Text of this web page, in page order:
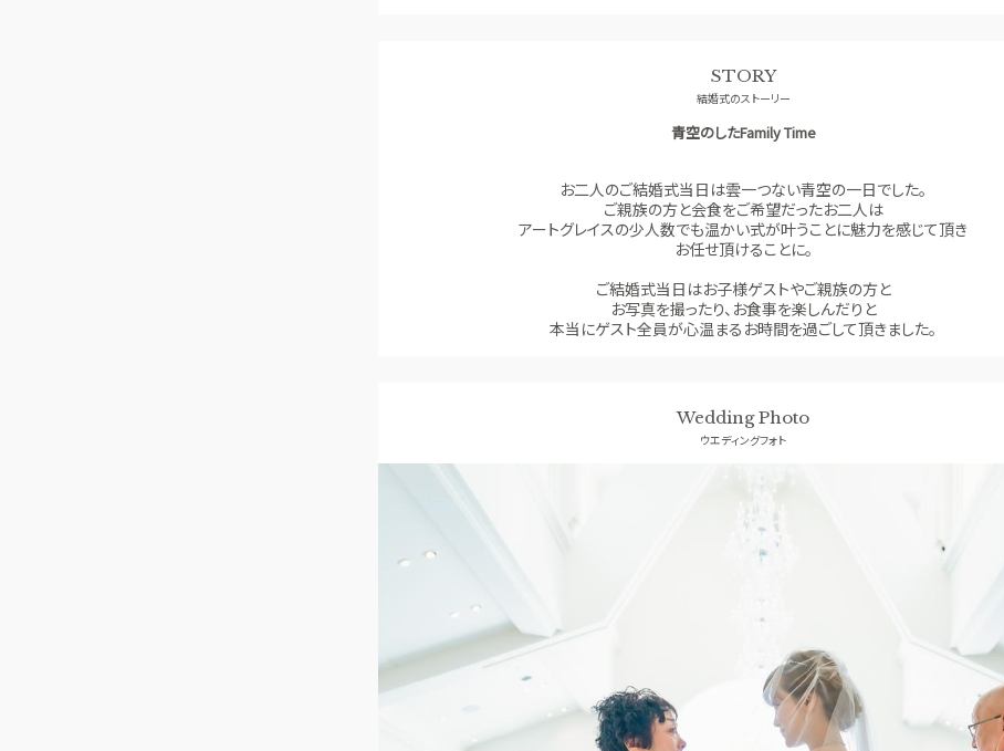
STORY
結婚式のストーリー
青空のしたFamily Time
お二人のご結婚式当日は雲一つない青空の一日でした。
ご親族の方と会食をご希望だったお二人は
アートグレイスの少人数でも温かい式が叶うことに魅力を感じて頂き
お任せ頂けることに。
ご結婚式当日はお子様ゲストやご親族の方と
お写真を撮ったり、お食事を楽しんだりと
本当にゲスト全員が心温まるお時間を過ごして頂きました。
Wedding Photo
ウエディングフォト